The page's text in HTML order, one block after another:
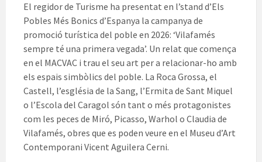
El regidor de Turisme ha presentat en l’stand d’Els
Pobles Més Bonics d’Espanya la campanya de
promoció turística del poble en 2026: ‘Vilafamés
sempre té una primera vegada’. Un relat que comença
en el MACVAC i trau el seu art per a relacionar-ho amb
els espais simbòlics del poble. La Roca Grossa, el
Castell, l’església de la Sang, l’Ermita de Sant Miquel
o l’Escola del Caragol són tant o més protagonistes
com les peces de Miró, Picasso, Warhol o Claudia de
Vilafamés, obres que es poden veure en el Museu d’Art
Contemporani Vicent Aguilera Cerni.